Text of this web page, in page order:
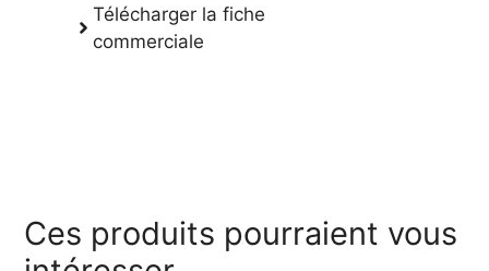
Télécharger la fiche
commerciale
Ces produits pourraient vous